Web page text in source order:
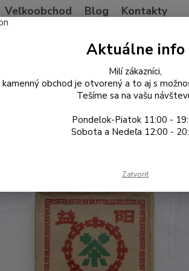
Veľkoobchod Blog Kontakty
Hľadať
Pu'er Shu a iný ferment 2006 Anhua
Anhua Fuzhuan dark
Aktuálne info
Milí zákazníci,
kamenný obchod je otvorený a to aj s
Tešíme sa na vašu
Pondelok-Piatok 11:00 -
Sobota a Nedeľa 12:00 -
Zatvoriť